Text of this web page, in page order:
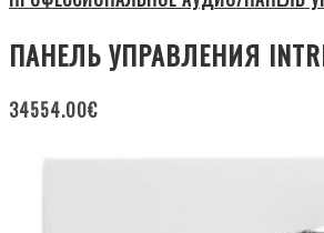
ПАНЕЛЬ УПРАВЛЕНИЯ
34554.00€